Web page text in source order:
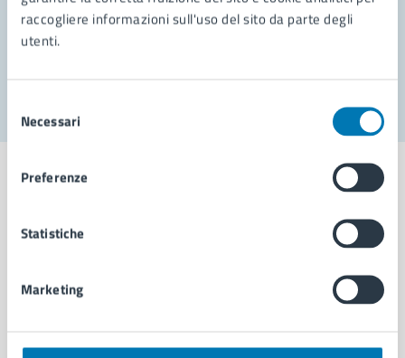
raccogliere informazioni sull'uso del sito da parte degli
utenti.
delNecessari
Preferenze
Statistiche
Marketing
Problemi in città
Comune di Napoli
AMMINISTRAZIONE
Organi di governo